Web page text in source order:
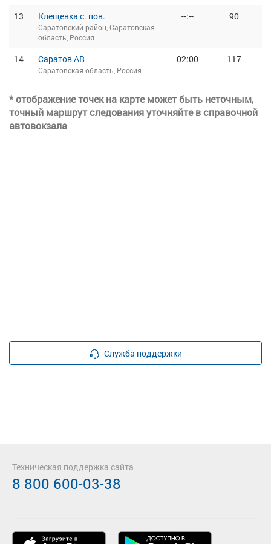
13 Клещевка с. пов.
Саратовский район, Саратовская
область, Россия
--:-- 90
14 Саратов АВ
Саратовская область, Россия
02:00 117
* отображение точек на карте может быть неточным,
точный маршрут следования уточняйте в справочной
автовокзала
Служба поддержки
Техническая поддержка сайта
8 800 600-03-38